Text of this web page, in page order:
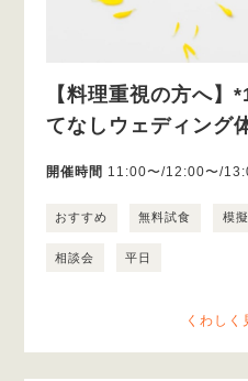
【料理重視の方へ】
てなしウェディング
開催時間 11:00〜/12:00〜/
おすすめ 無料試食 模
相談会 平日
くわしく